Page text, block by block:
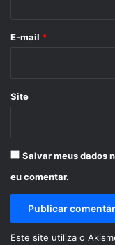
*
E-mail *
Site
Salvar meus dados
eu comentar.
Este site utiliza o